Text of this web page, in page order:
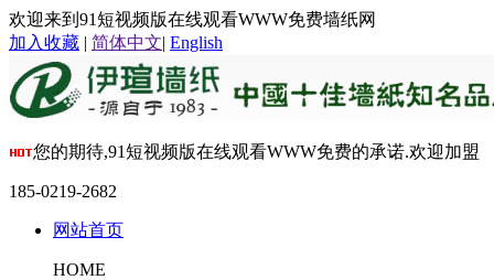
欢迎来到91短视频版在线观看WWW免费墙纸网
加入收藏 | 简体中文| English
您的期待,91短视频版在线观看WWW免费的承诺.欢迎加盟
185-0219-2682
网站首页
HOME